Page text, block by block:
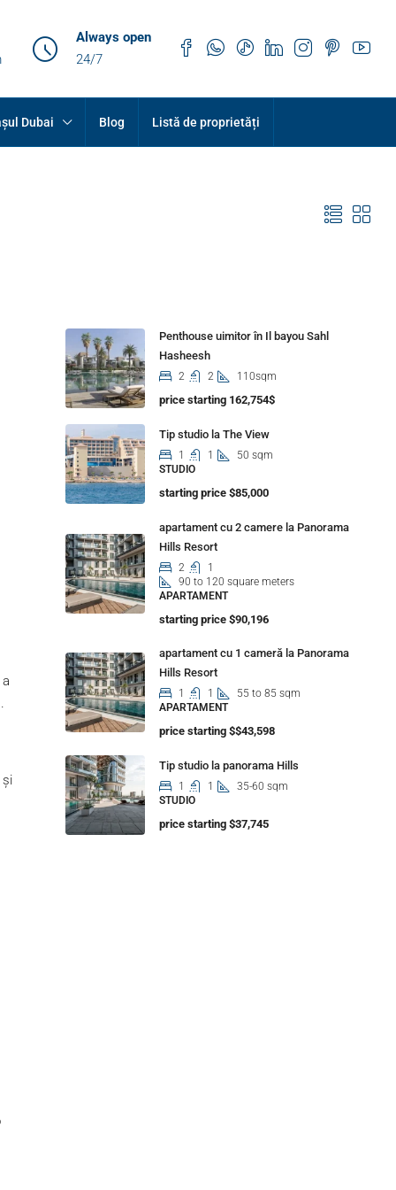
Always open
24/7
Dubai Blog Listă de proprietăți
și
Penthouse uimitor în Il bayou Sahl
Hasheesh
2 2 110sqm
price starting 162,754$
Tip studio la The View
1 1
50 sqm
STUDIO
starting price $85,000
apartament cu 2 camere la Panorama
Hills Resort
2
1
90 to 120 square meters
APARTAMENT
starting price $90,196
apartament cu 1 cameră la Panorama
Hills Resort
1 1
55 to 85 sqm
APARTAMENT
price starting $$43,598
Tip studio la panorama Hills
1 1
35-60 sqm
STUDIO
price starting $37,745